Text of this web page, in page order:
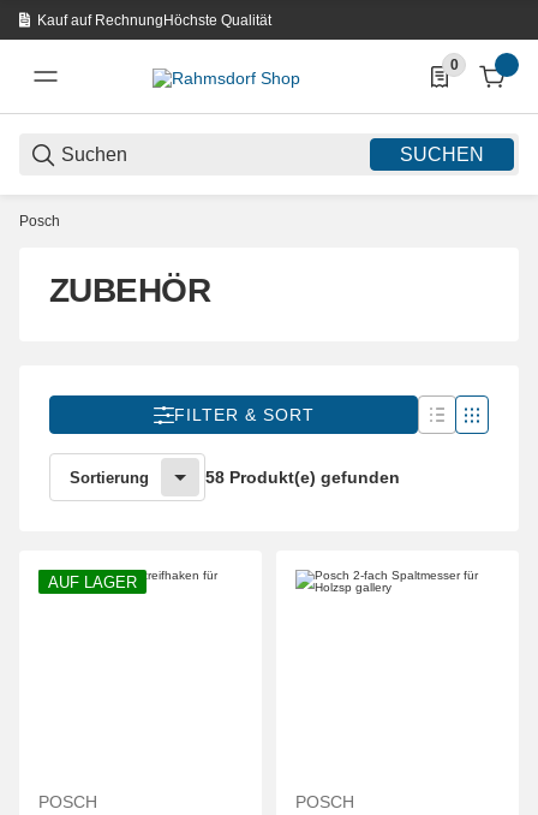
Kauf auf RechnungHöchste Qualität
SUCHEN
0
0 Produkte in
Posch
ZUBEHÖR
FILTER & SORT
Sortierung 58 Produkt(e) gefunden
AUF LAGER
POSCH
POSCH